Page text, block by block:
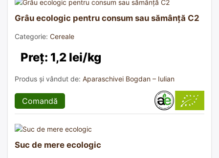
Grâu ecologic pentru consum sau sămânță C2
Categorie: Cereale
Preț: 1,2 lei/kg
Produs și vândut de: Aparaschivei Bogdan – Iulian
Comandă
Suc de mere ecologic